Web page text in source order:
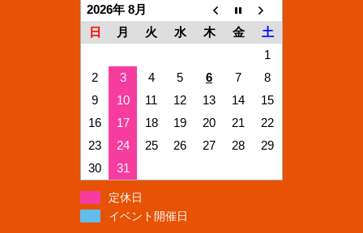
2026年 8月
日
月 火 水 木 金
土
1
2
3 4 5 6 7
8
9
10 11 12 13 14
15
16
17 18 19 20 21
22
23
24 25 26 27 28
29
30
31
定休日
イベント開催日